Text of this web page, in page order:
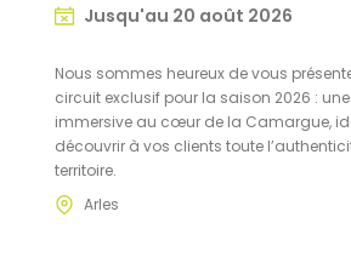
Jusqu'au 20 août 2026
Nous sommes heureux de vous
circuit exclusif pour la saison 2026 :
immersive au cœur de la Camargue,
découvrir à vos clients toute
territoire.
Arles